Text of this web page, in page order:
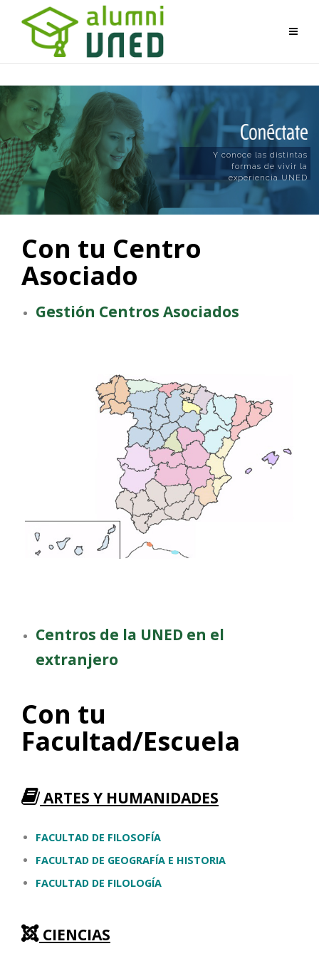
Y conoce las distintas
formas de vivir la
experiencia UNED
Con tu Centro
Asociado
Gestión Centros Asociados
Centros de la UNED en el
extranjero
Con tu
Facultad/Escuela
ARTES Y HUMANIDADES
FACULTAD DE FILOSOFÍA
FACULTAD DE GEOGRAFÍA E HISTORIA
FACULTAD DE FILOLOGÍA
CIENCIAS